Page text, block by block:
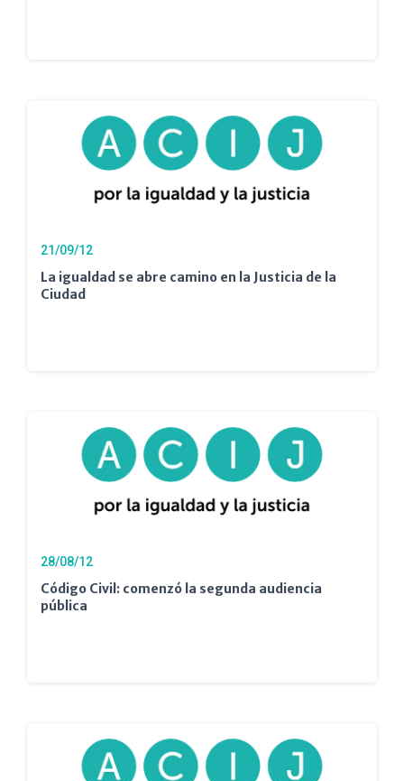
21/09/12
La igualdad se abre camino en la Justicia de la
Ciudad
28/08/12
Código Civil: comenzó la segunda audiencia
pública